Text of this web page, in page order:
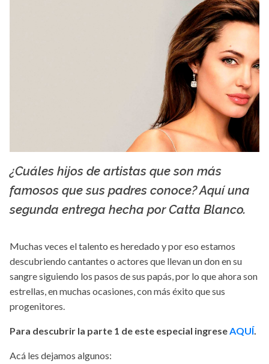
Angelina Jolie. Foto tomada de fotoswiki.net
¿Cuáles hijos de artistas que son más
famosos que sus padres conoce? Aquí una
segunda entrega hecha por Catta Blanco.
Muchas veces el talento es heredado y por eso estamos
descubriendo cantantes o actores que llevan un don en su
sangre siguiendo los pasos de sus papás, por lo que ahora son
estrellas, en muchas ocasiones, con más éxito que sus
progenitores.
Para descubrir la parte 1 de este especial ingreseAQUÍ.
Acá les dejamos algunos: